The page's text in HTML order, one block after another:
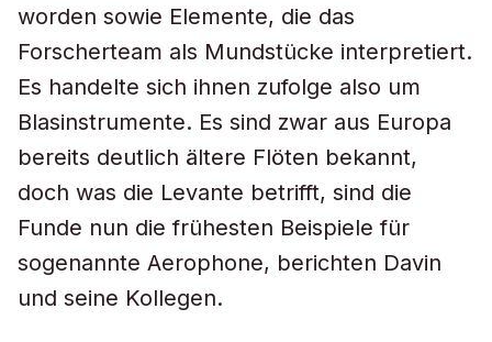
worden sowie Elemente, die das
Forscherteam als Mundstücke interpretiert.
Es handelte sich ihnen zufolge also um
Blasinstrumente. Es sind zwar aus Europa
bereits deutlich ältere Flöten bekannt,
doch was die Levante betrifft, sind die
Funde nun die frühesten Beispiele für
sogenannte Aerophone, berichten Davin
und seine Kollegen.